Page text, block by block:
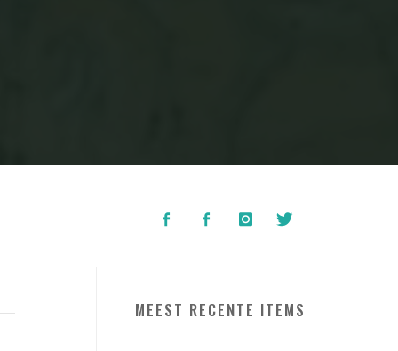
MEEST RECENTE ITEMS